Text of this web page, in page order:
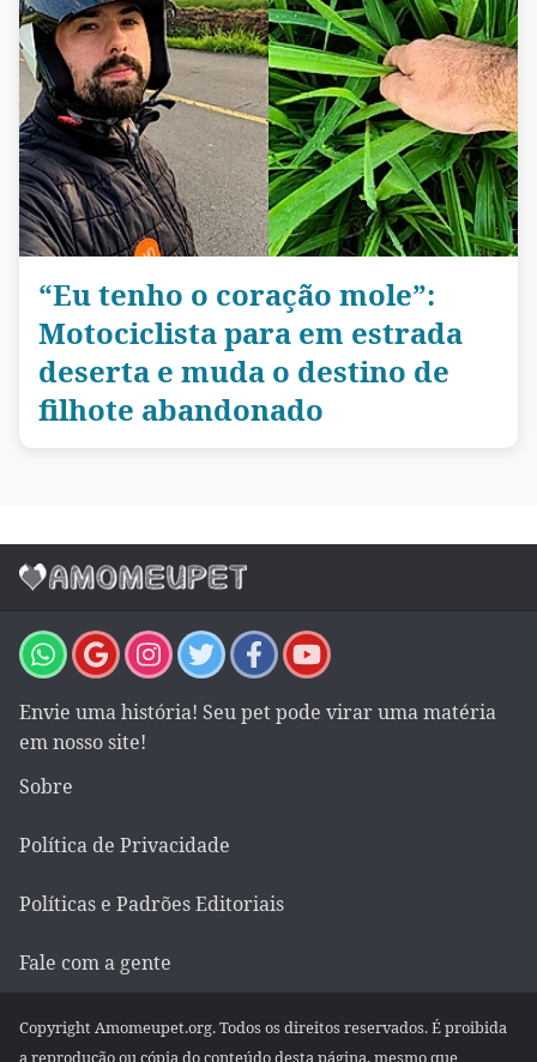
“Eu tenho o coração mole”:
Motociclista para em estrada
deserta e muda o destino de
filhote abandonado
Envie uma história! Seu pet pode virar uma matéria
em nosso site!
Sobre
Política de Privacidade
Políticas e Padrões Editoriais
Fale com a gente
Copyright Amomeupet.org. Todos os direitos reservados. É proibida
a reprodução ou cópia do conteúdo desta página, mesmo que